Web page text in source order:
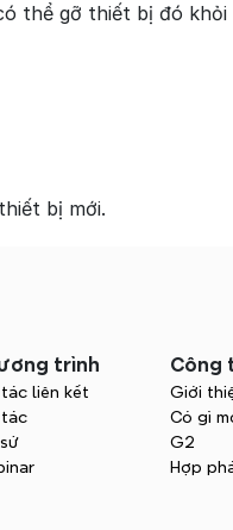
thể gỡ thiết bị đó
bị mới.
trình
liên kết
Công
Giới
Có gì
G2
Hợp